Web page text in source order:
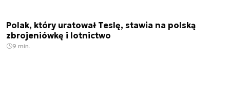
Polak, który uratował Teslę, stawia na polską
zbrojeniówkę i lotnictwo
9 min.